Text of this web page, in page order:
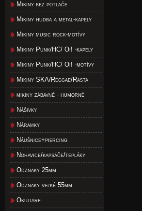
Mikiny bez potlače
Mikiny hudba a metal-kapely
Mikiny music rock-motívy
Mikiny Punk/HC/ Oi! -kapely
Mikiny Punk/HC/ Oi! -motívy
Mikiny SKA/Reggae/Rasta
mikiny zábavné - humorné
Nášivky
Náramky
Náušnice+piercing
Nohavice/kapsáče/tepláky
Odznaky 25mm
Odznaky veľké 55mm
Okuliare